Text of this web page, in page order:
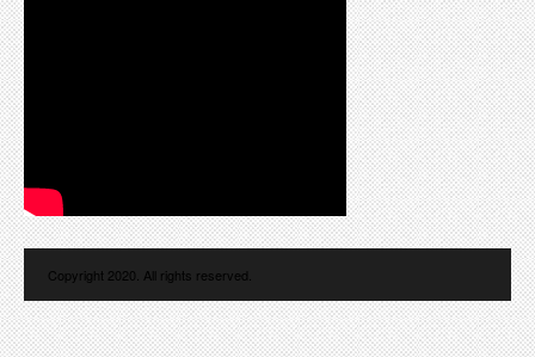
Copyright 2020. All rights reserved.